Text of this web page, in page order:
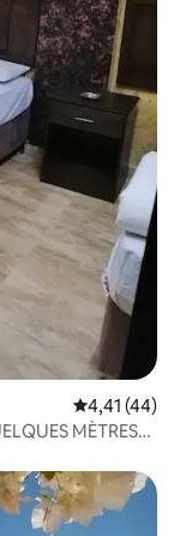
Évaluation
4,41 (44)
MÈTRES